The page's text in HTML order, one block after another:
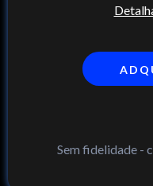
Sem fidelidade -